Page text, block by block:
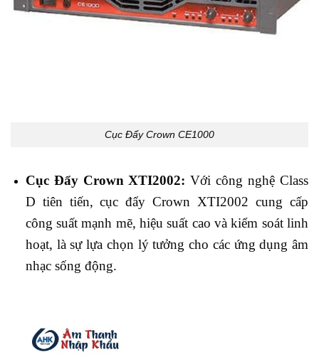
Cục Đẩy Crown CE1000
Cục Đẩy Crown XTI2002: Với công nghệ Class
D tiên tiến, cục đẩy Crown XTI2002 cung cấp
công suất mạnh mẽ, hiệu suất cao và kiểm soát linh
hoạt, là sự lựa chọn lý tưởng cho các ứng dụng âm
nhạc sống động.